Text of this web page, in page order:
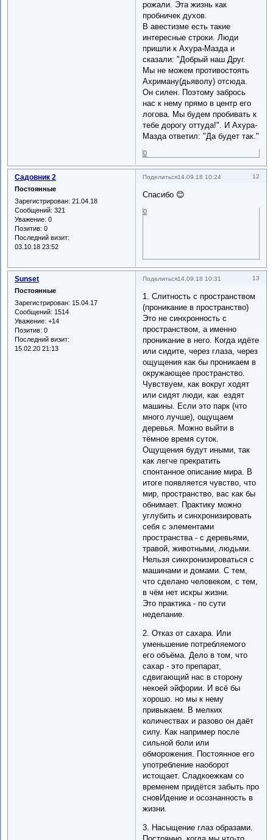
рожали. Эта жизнь как
пробничек духов.
В авестизме есть такие
интересные строки. Люди
пришли к Ахура-Мазда и
сказали: "Добрый наш Друг.
Мы не можем противостоять
Ахриману(дьяволу) отсюда.
Он силен. Поэтому забрось
нас к нему прямо в центр его
логова. Мы будем пробивать к
тебе дорогу оттуда!". И Ахура-
Мазда ответил: "Да будет так."
0
Поделиться 12
14.09.18 10:24
Садовник 2
Постоянные
Зарегистрирован: 21.04.18
Сообщений: 321
Уважение: 0
Позитив: 0
Последний визит:
03.10.18 23:52
Спасибо 😊
0
Поделиться 13
14.09.18 10:31
Sunset
Постоянные
Зарегистрирован: 15.04.17
Сообщений: 1514
Уважение: +14
Позитив: 0
Последний визит:
15.02.20 21:13
1. Слитность с пространством
(проникание в пространство)
Это не синхронность с
пространством, а именно
проникание в него. Когда идёте
или сидите, через глаза, через
ощущения как бы проникаем в
окружающее пространство.
Чувствуем, как вокруг ходят
или сидят люди, как ездят
машины. Если это парк (что
много лучше), ощущаем
деревья. Можно выйти в
тёмное время суток.
Ощущения будут иными, так
как легче прекратить
спонтанное описание мира. В
итоге появляется чувство, что
мир, пространство, вас как бы
обнимает. Практику можно
углубить и синхронизировать
себя с элементами
пространства - с деревьями,
травой, животными, людьми.
Нельзя синхронизироваться с
машинами и домами. С тем,
что сделано человеком, с тем,
в чём нет искры жизни.
Это практика - по сути
неделание.
2. Отказ от сахара. Или
уменьшение потребляемого
его объёма. Дело в том, что
сахар - это препарат,
сдвигающий нас в сторону
некоей эйфории. И всё бы
хорошо. но мы к нему
привыкаем. В мелких
количествах и разово он даёт
силу. Как например после
сильной боли или
обморожения. Постоянное его
употребление наоборот
истощает. Сладкоежкам со
временем придётся забыть про
сновИдение и осознанность в
жизни.
3. Насыщение глаз образами.